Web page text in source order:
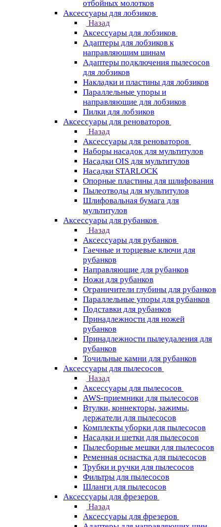
отбойных молотков
Аксессуары для лобзиков
Назад
Аксессуары для лобзиков
Адаптеры для лобзиков к
направляющим шинам
Адаптеры подключения пылесосов
для лобзиков
Накладки и пластины для лобзиков
Параллельные упоры и
направляющие для лобзиков
Пилки для лобзиков
Аксессуары для реноваторов
Назад
Аксессуары для реноваторов
Наборы насадок для мультитулов
Насадки OIS для мультитулов
Насадки STARLOCK
Опорные пластины для шлифования
Пылеотводы для мультитулов
Шлифовальная бумага для
мультитулов
Аксессуары для рубанков
Назад
Аксессуары для рубанков
Гаечные и торцевые ключи для
рубанков
Направляющие для рубанков
Ножи для рубанков
Ограничители глубины для рубанков
Параллельные упоры для рубанков
Подставки для рубанков
Принадлежности для ножей
рубанков
Принадлежности пылеудаления для
рубанков
Точильные камни для рубанков
Аксессуары для пылесосов
Назад
Аксессуары для пылесосов
AWS-приемники для пылесосов
Втулки, коннекторы, зажимы,
держатели для пылесосов
Комплекты уборки для пылесосов
Насадки и щетки для пылесосов
Пылесборные мешки для пылесосов
Ременная оснастка для пылесосов
Трубки и ручки для пылесосов
Фильтры для пылесосов
Шланги для пылесосов
Аксессуары для фрезеров
Назад
Аксессуары для фрезеров